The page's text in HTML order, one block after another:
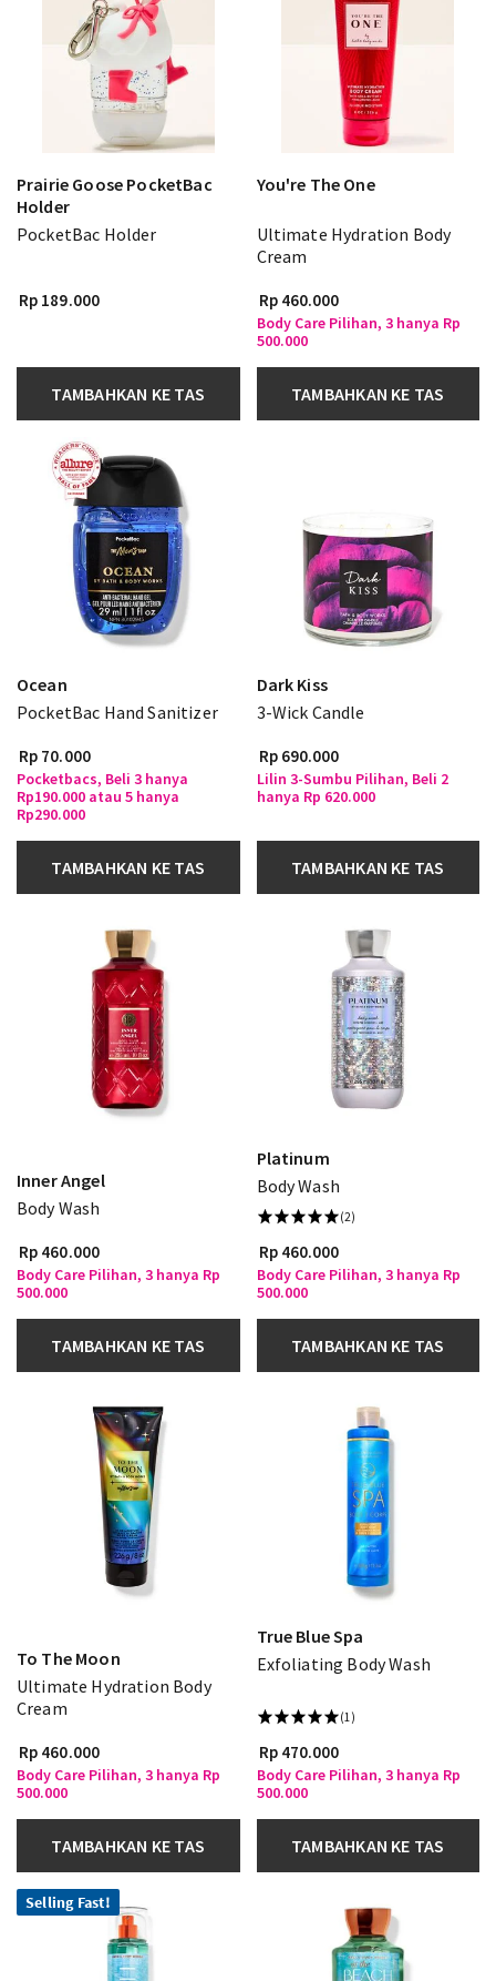
Prairie Goose PocketBac
Holder
PocketBac Holder
Rp 189.000
TAMBAHKAN KE TAS
You're The One
Ultimate Hydration Body
Cream
Rp 460.000
Body Care Pilihan, 3 hanya Rp
500.000
TAMBAHKAN KE TAS
Ocean
PocketBac Hand Sanitizer
Rp 70.000
Pocketbacs, Beli 3 hanya
Rp190.000 atau 5 hanya
Rp290.000
TAMBAHKAN KE TAS
Dark Kiss
3-Wick Candle
Rp 690.000
Lilin 3-Sumbu Pilihan, Beli 2
hanya Rp 620.000
TAMBAHKAN KE TAS
Inner Angel
Body Wash
Rp 460.000
Body Care Pilihan, 3 hanya Rp
500.000
TAMBAHKAN KE TAS
Platinum
Body Wash
(2)
Rp 460.000
Body Care Pilihan, 3 hanya Rp
500.000
TAMBAHKAN KE TAS
To The Moon
Ultimate Hydration Body
Cream
Rp 460.000
Body Care Pilihan, 3 hanya Rp
500.000
TAMBAHKAN KE TAS
True Blue Spa
Exfoliating Body Wash
(1)
Rp 470.000
Body Care Pilihan, 3 hanya Rp
500.000
TAMBAHKAN KE TAS
Selling Fast!